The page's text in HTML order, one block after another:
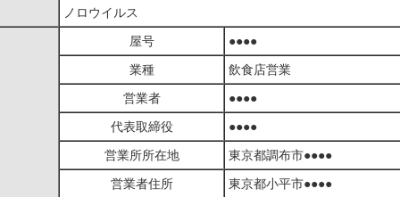
ノロウイルス
屋号
●●●●
業種
飲食店営業
営業者
●●●●
代表取締役
●●●●
営業所所在地
東京都調布市●●●●
営業者住所
東京都小平市●●●●